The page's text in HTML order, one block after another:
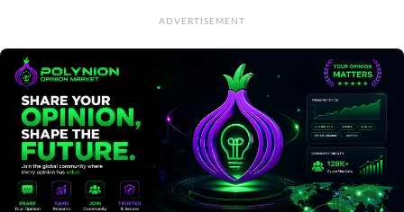
ADVERTISEMENT